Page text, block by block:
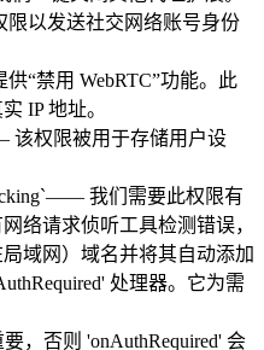
以发送社交网络账号身份
“禁用 WebRTC”功能。此
IP 地址。
该权限被用于存储用户设
我们需要此权限有
络请求侦听工具检测错误，
域网）域名并将其自动添加
处理器。它为需
，否则 'onAuthRequired' 会